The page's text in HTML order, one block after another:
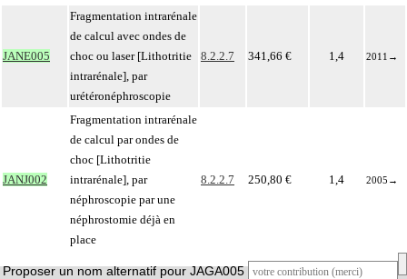
JANE005
Fragmentation intrarénale
de calcul avec ondes de
choc ou laser [Lithotritie
intrarénale], par
urétéronéphroscopie
8.2.2.7 341,66 € 1,4 2011 →
JANJ002
Fragmentation intrarénale
de calcul par ondes de
choc [Lithotritie
intrarénale], par
néphroscopie par une
néphrostomie déjà en
place
8.2.2.7 250,80 € 1,4 2005 →
Proposer un nom alternatif pour JAGA005